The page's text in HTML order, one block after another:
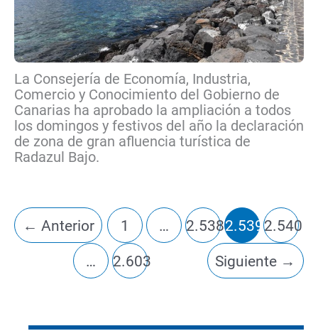
La Consejería de Economía, Industria,
Comercio y Conocimiento del Gobierno de
Canarias ha aprobado la ampliación a todos
los domingos y festivos del año la declaración
de zona de gran afluencia turística de
Radazul Bajo.
← Anterior 1 … 2.5382.5392.540
…
2.603 Siguiente →